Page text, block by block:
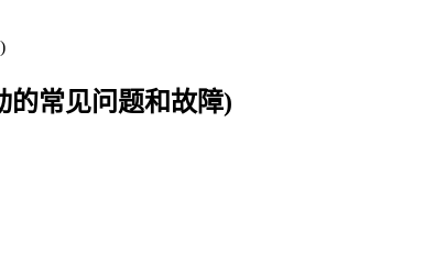
的常见问题和故障)